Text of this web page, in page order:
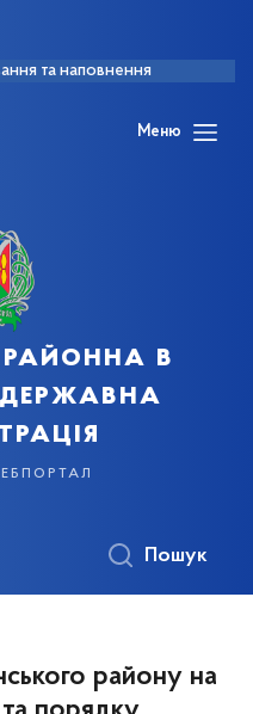
та наповнення
Меню
в
державна
Пошук
району на